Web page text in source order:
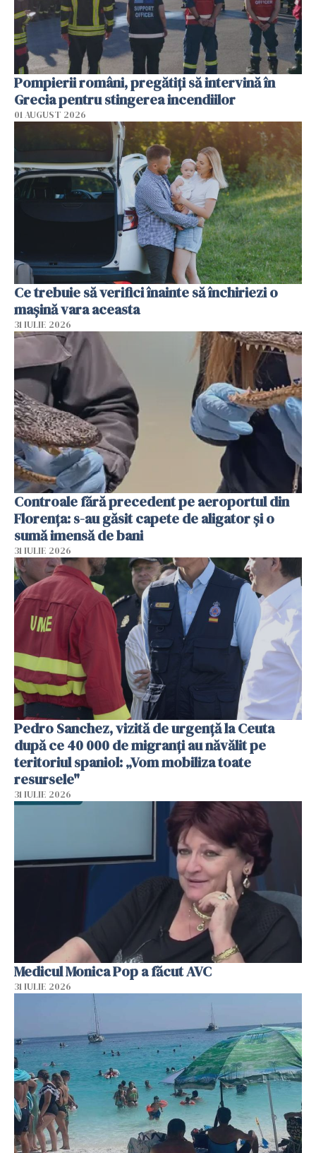
Pompierii români, pregătiţi să intervină în
Grecia pentru stingerea incendiilor
01 AUGUST 2026
Ce trebuie să verifici înainte să închiriezi o
mașină vara aceasta
31 IULIE 2026
Controale fără precedent pe aeroportul din
Florența: s-au găsit capete de aligator și o
sumă imensă de bani
31 IULIE 2026
Pedro Sanchez, vizită de urgență la Ceuta
după ce 40 000 de migranți au năvălit pe
teritoriul spaniol: „Vom mobiliza toate
resursele"
31 IULIE 2026
Medicul Monica Pop a făcut AVC
31 IULIE 2026